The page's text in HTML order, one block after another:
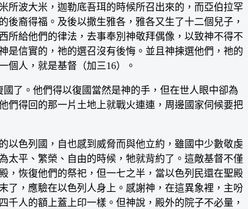
波大米，迦勒底吾珥的時候所召出來的，而亞伯拉罕
裔得福。及後以撒生雅各，雅各又生了十二個兒子，
所給他們的律法，去事奉別神敬拜偶像，以致神不得不
是信實的，祂的選召沒有後悔。並且神揀選他們，祂的
個人，就是基督（加三16）。
了。他們得以復國當然是神的手，但在世人眼中卻為
們得回的那一片土地上就戰火連連，周邊國家伺候要把
色列國，自也感到威脅而與他立約，雖國中少數敬虔
太平、繁榮、自由的時候，牠就背約了。這敵基督不僅
，恢復他們的祭祀，但一七之半，當以色列民還在聖殿
了，應驗在以色列人身上。感謝神，在這異象裡，主吩
人的額上蓋上印一樣。但神說，殿外的院子不必量，